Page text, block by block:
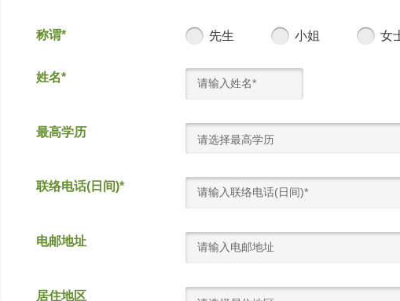
称谓* 先生 小姐 女
姓名*
最高学历
请选择最高学历
联络电话(日间)*
电邮地址
居住地区